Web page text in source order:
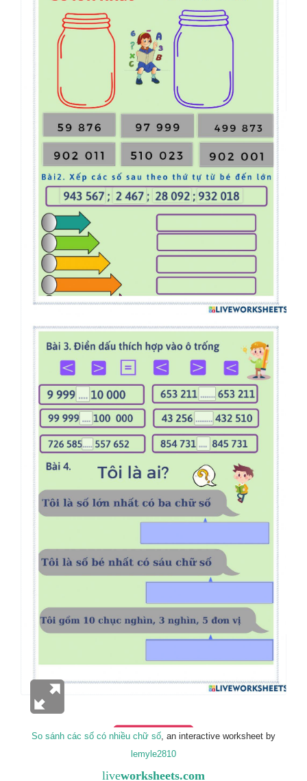
So sánh các số có nhiều chữ số , an interactive worksheet by
lemyle2810
liveworksheets.com